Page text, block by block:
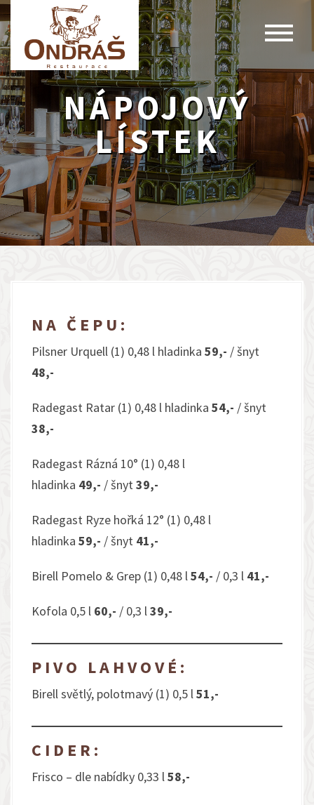
NÁPOJOVÝ
LÍSTEK
NA ČEPU:
Pilsner Urquell (1) 0,48 l hladinka 59,- / šnyt
48,-
Radegast Ratar (1) 0,48 l hladinka 54,- / šnyt
38,-
Radegast Rázná 10° (1) 0,48 l
hladinka 49,- / šnyt39,-
Radegast Ryze hořká 12° (1) 0,48 l
hladinka 59,- / šnyt 41,-
Birell Pomelo & Grep (1) 0,48 l54,- / 0,3 l 41,-
Kofola 0,5 l 60,- / 0,3 l39,-
PIVO LAHVOVÉ:
Birell světlý, polotmavý (1) 0,5 l51,-
CIDER:
Frisco – dle nabídky 0,33 l58,-